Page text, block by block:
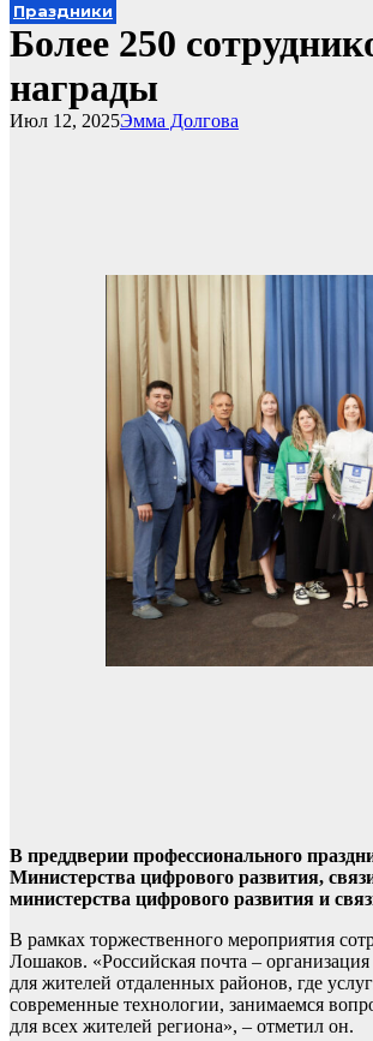
Праздники
Более 250
награды
Эмма Долгова
Июл 12, 2025
В преддверии профессионального
Министерства цифрового развития,
министерства цифрового развития и
В рамках торжественного мероприятия
Лошаков. «Российская почта –
для жителей отдаленных районов, где
современные технологии, занимаемся
для всех жителей региона», – отметил он.